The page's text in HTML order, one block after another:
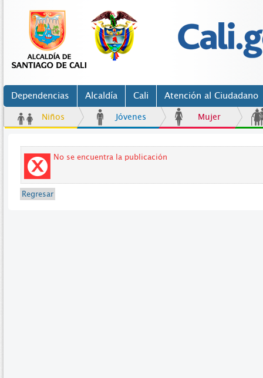
Dependencias Alcaldía Cali Atención al Ciudadano
Niños Jóvenes Mujer
No se encuentra la publicación
Regresar